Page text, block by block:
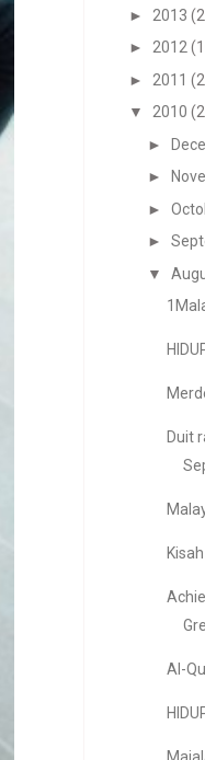
► 2013
► 2012
► 2011
▼
2010
►
►
►
►
▼
Duit
Al-